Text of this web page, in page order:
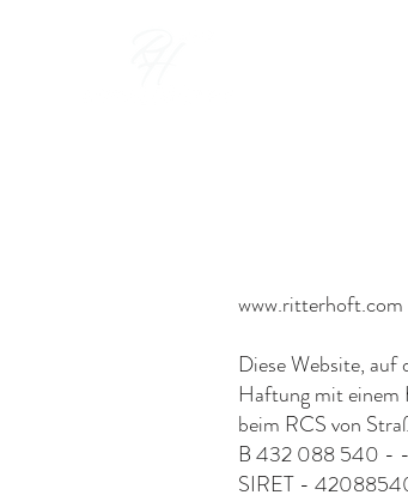
www.ritterhoft.com
Diese Website,
Haftung mit
beim RCS von
B 432 088 540 -
SIRET -